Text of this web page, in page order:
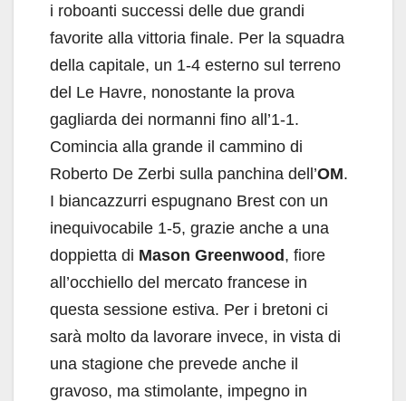
i roboanti successi delle due grandi
favorite alla vittoria finale. Per la squadra
della capitale, un 1-4 esterno sul terreno
del Le Havre, nonostante la prova
gagliarda dei normanni fino all’1-1.
Comincia alla grande il cammino di
Roberto De Zerbi sulla panchina dell’OM.
I biancazzurri espugnano Brest con un
inequivocabile 1-5, grazie anche a una
doppietta di Mason Greenwood, fiore
all’occhiello del mercato francese in
questa sessione estiva. Per i bretoni ci
sarà molto da lavorare invece, in vista di
una stagione che prevede anche il
gravoso, ma stimolante, impegno in